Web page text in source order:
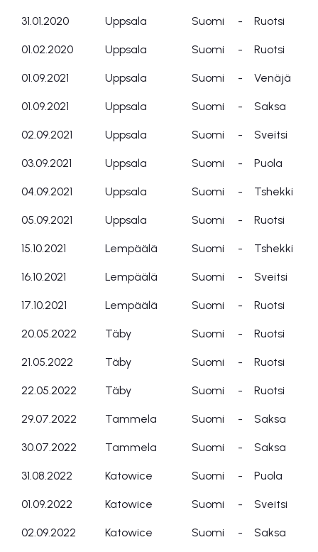
31.01.2020 Uppsala Suomi - Ruotsi
01.02.2020 Uppsala Suomi - Ruotsi
01.09.2021 Uppsala Suomi - Venäjä
01.09.2021 Uppsala Suomi - Saksa
02.09.2021 Uppsala Suomi - Sveitsi
03.09.2021 Uppsala Suomi - Puola
04.09.2021 Uppsala Suomi - Tshekki
05.09.2021 Uppsala Suomi - Ruotsi
15.10.2021 Lempäälä Suomi - Tshekki
16.10.2021 Lempäälä Suomi - Sveitsi
17.10.2021 Lempäälä Suomi - Ruotsi
20.05.2022 Täby Suomi - Ruotsi
21.05.2022 Täby Suomi - Ruotsi
22.05.2022 Täby Suomi - Ruotsi
29.07.2022 Tammela Suomi - Saksa
30.07.2022 Tammela Suomi - Saksa
31.08.2022 Katowice Suomi - Puola
01.09.2022 Katowice Suomi - Sveitsi
02.09.2022 Katowice Suomi - Saksa